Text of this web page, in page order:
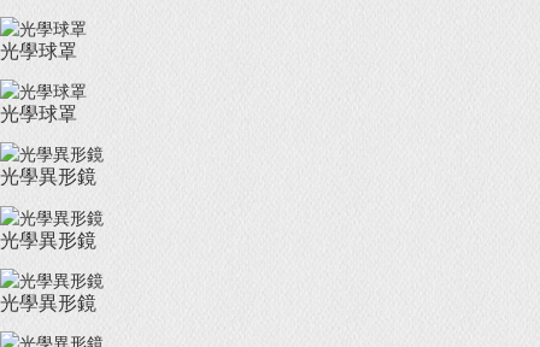
光學球罩
光學球罩
光學異形鏡
光學異形鏡
光學異形鏡